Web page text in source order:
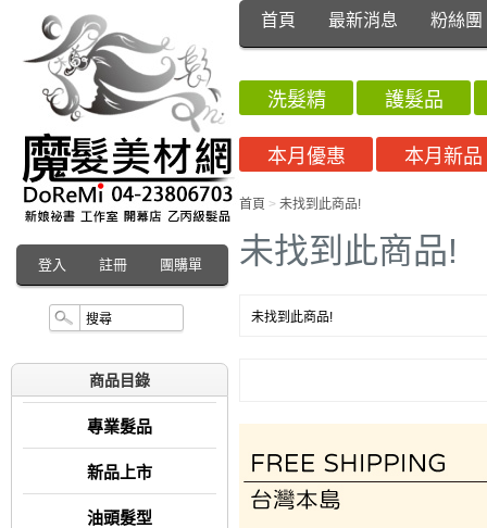
登入 註冊 團購單
首頁 最新消息 粉絲團
商品目錄
專業髮品
新品上市
油頭髮型
洗髮精
護髮品
本月優惠
本月新品
首頁 > 未找到此商品!
未找到此商品!
未找到此商品!